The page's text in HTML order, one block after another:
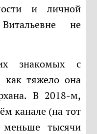
и личной
не
тяжело она
В 2018-м,
канале (на тот
тысячи